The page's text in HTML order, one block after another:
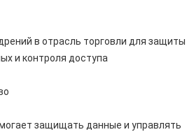
в отрасль торговли для защиты
и контроля доступа
защищать данные и управлять